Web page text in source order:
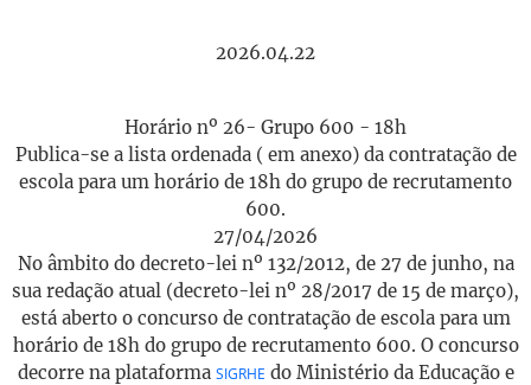
2026.04.22
Horário nº 26- Grupo 600 - 18h
Publica-se a lista ordenada ( em anexo) da contratação de
escola para um horário de 18h do grupo de recrutamento
600.
27/04/2026
No âmbito do decreto-lei nº 132/2012, de 27 de junho, na
sua redação atual (decreto-lei nº 28/2017 de 15 de março),
está aberto o concurso de contratação de escola para um
horário de 18h do grupo de recrutamento 600. O concurso
decorre na plataforma SIGRHE do Ministério da Educação e